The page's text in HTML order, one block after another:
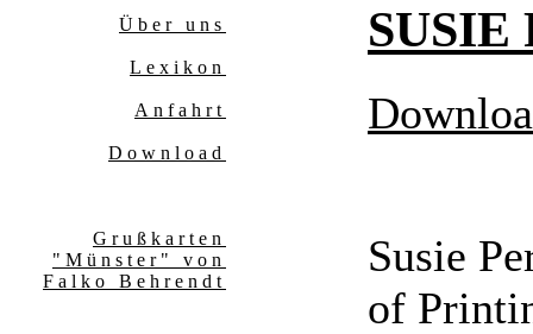
Über uns
Lexikon
Anfahrt
Download
Grußkarten
"Münster" von
Falko Behrendt
SUSIE
Susie
of